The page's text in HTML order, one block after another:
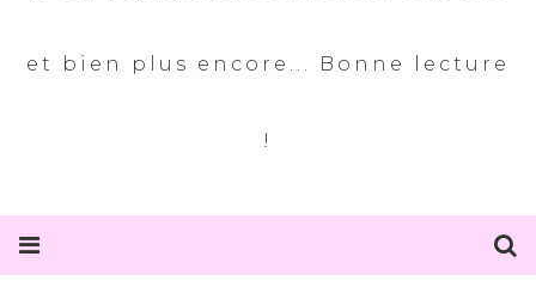
et bien plus encore... Bonne lecture
!